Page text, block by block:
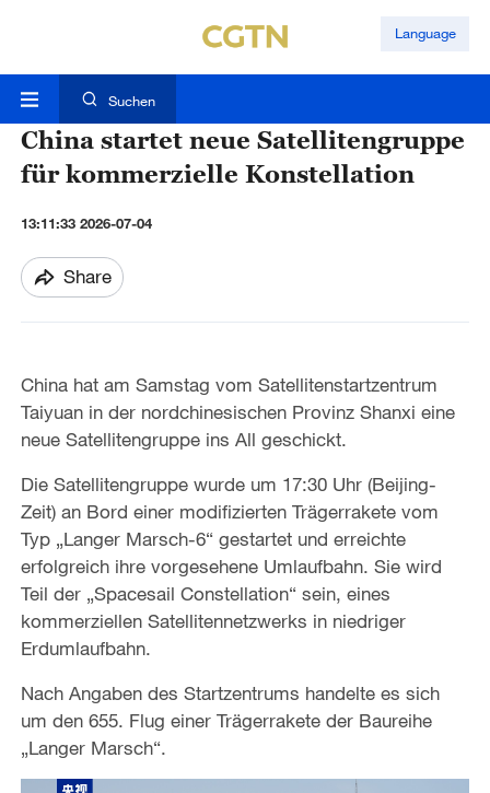
Language
Suchen
China startet neue Satellitengruppe
für kommerzielle Konstellation
13:11:33 2026-07-04
Share
China hat am Samstag vom Satellitenstartzentrum
Taiyuan in der nordchinesischen Provinz Shanxi eine
neue Satellitengruppe ins All geschickt.
Die Satellitengruppe wurde um 17:30 Uhr (Beijing-
Zeit) an Bord einer modifizierten Trägerrakete vom
Typ „Langer Marsch-6“ gestartet und erreichte
erfolgreich ihre vorgesehene Umlaufbahn. Sie wird
Teil der „Spacesail Constellation“ sein, eines
kommerziellen Satellitennetzwerks in niedriger
Erdumlaufbahn.
Nach Angaben des Startzentrums handelte es sich
um den 655. Flug einer Trägerrakete der Baureihe
„Langer Marsch“.